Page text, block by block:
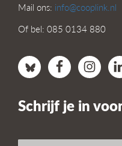
Mail ons: info@cooplink.nl
Of bel: 085 0134 880
Schrijf je in